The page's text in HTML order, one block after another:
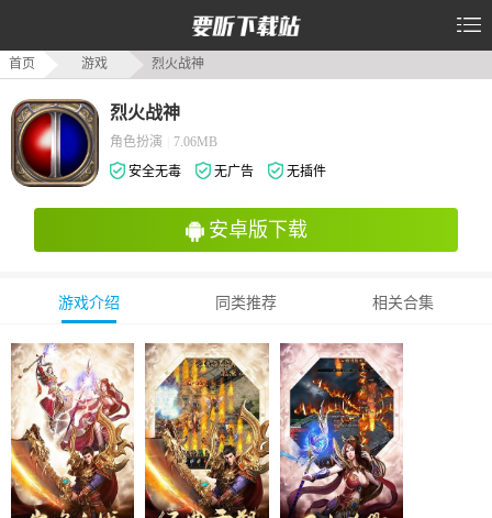
首页 游戏 烈火战神
烈火战神
角色扮演
7.06MB
安全无毒
无广告 无插件
安卓版下载
游戏介绍 同类推荐 相关合集